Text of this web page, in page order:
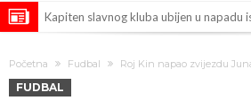
Kapiten slavnog kluba ubijen u napadu
tjera suze
GROM USMRTIO FUDBALERA: Velika
Početna Fudbal Roj Kin napao zvijezdu
FUDBAL